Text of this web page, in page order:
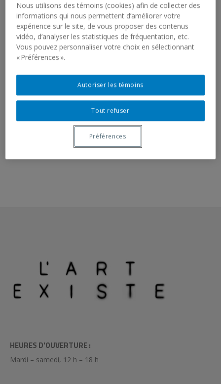
Opening:August 21, 1982, 8:00 pm
RELATED DOCUMENT
HEURES D'OUVERTURE :
Mardi – samedi, 12 h – 18 h
Nous utilisons des témoins (cookies) afin de collecter des
informations qui nous permettent d’améliorer votre
expérience sur le site, de vous proposer des contenus
vidéo, d’analyser les statistiques de fréquentation, etc.
Vous pouvez personnaliser votre choix en sélectionnant
« Préférences ».
Tout refuser
Autoriser les témoins
Préférences